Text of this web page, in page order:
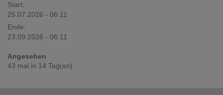
Start:
25.07.2026 - 06:11
Ende:
23.09.2026 - 06:11
Angesehen
43 mal in 14 Tag(en)